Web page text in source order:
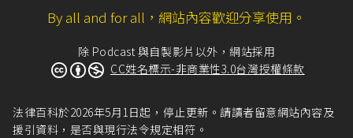
By all and for all，網站內容歡迎分享使用。
除 Podcast 與自製影片以外，網站採用
CC姓名標示-非商業性3.0台灣授權條款
法律百科於2026年5月1日起，停止更新。請讀者留意網站內容及
援引資料，是否與現行法令規定相符。